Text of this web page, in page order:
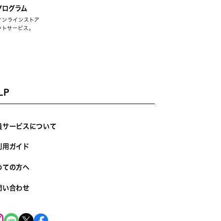
ログラム
ラインストア
サービス。
サービスについて
用ガイド
ての方へ
い合わせ